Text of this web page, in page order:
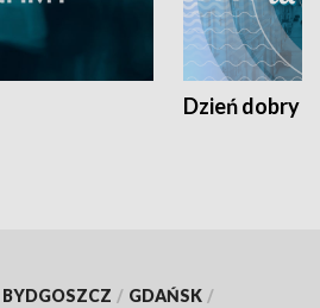
Dzień dobry
BYDGOSZCZ / GDAŃSK /